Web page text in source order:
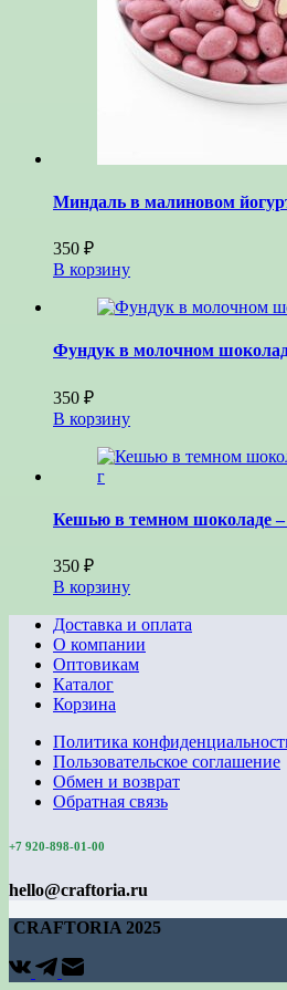
Миндаль в малиновом
350 ₽
В корзину
Фундук в молочном
350 ₽
В корзину
Кешью в темном шоколаде –
350 ₽
В корзину
Доставка и оплата
О компании
Оптовикам
Каталог
Корзина
Политика
Пользовательское соглашение
Обмен и возврат
Обратная связь
+7 920-898-01-00
hello@craftoria.ru
CRAFTORIA 2025